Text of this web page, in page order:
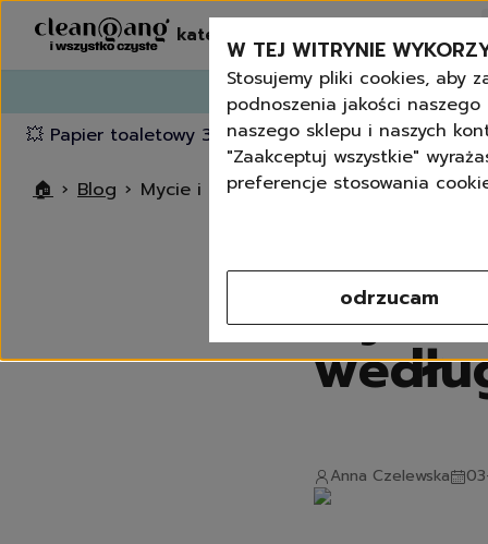
kategorie
💥 Papier toaletowy 3-warstwowy za darmo powyżej
🏠 › Blog › Mycie i czyszczenie lodówki według
Mycie
Anna Czelewska
W TEJ WITRYNIE
Stosujemy pliki cookies, aby
podnoszenia jakości
naszego sklepu i naszych
"Zaakceptuj wszystkie"
preferencje stosowania
odrzucam